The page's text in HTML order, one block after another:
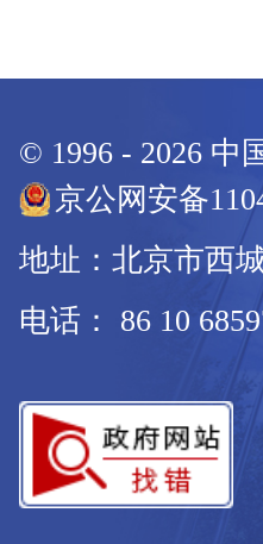
© 1996 - 2026 中
京公网安备
地址：北京市西
电话： 86 10